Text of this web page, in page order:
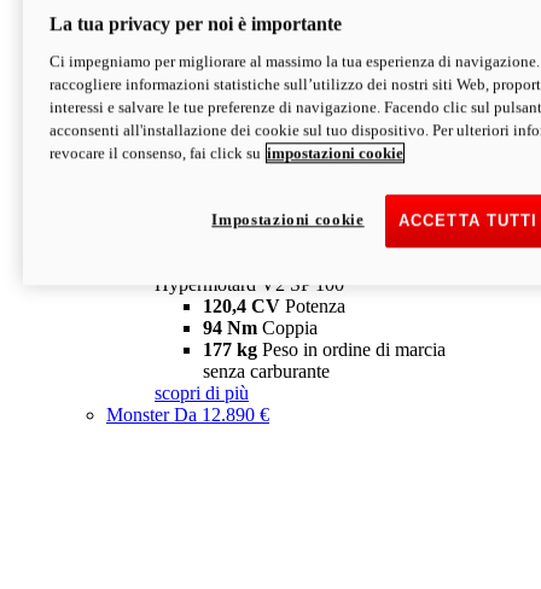
V2 SP
Hypermotard V2 SP
120,4 CVPotenza
94 NmCoppia
177 kgPeso in ordine di marcia
senza carburante
Depotenziata 35 kW: 18.890 € i
configura scopri di più
Hypermotard V2 SP 100
120,4 CV Potenza
94 Nm Coppia
177 kg Peso in ordine di marcia
senza carburante
scopri di più
MonsterDa 12.890 €
La tua privacy per noi è importante
Ci impegniamo per migliorare al massimo la tua esperienza di
raccogliere informazioni statistiche sull’utilizzo dei nostri siti Web,
interessi e salvare le tue preferenze di navigazione. Facendo clic sul
acconsenti all'installazione dei cookie sul tuo dispositivo. Per ulteriori
revocare il consenso, fai click su impostazioni cookie
ACCETTA
Impostazioni cookie